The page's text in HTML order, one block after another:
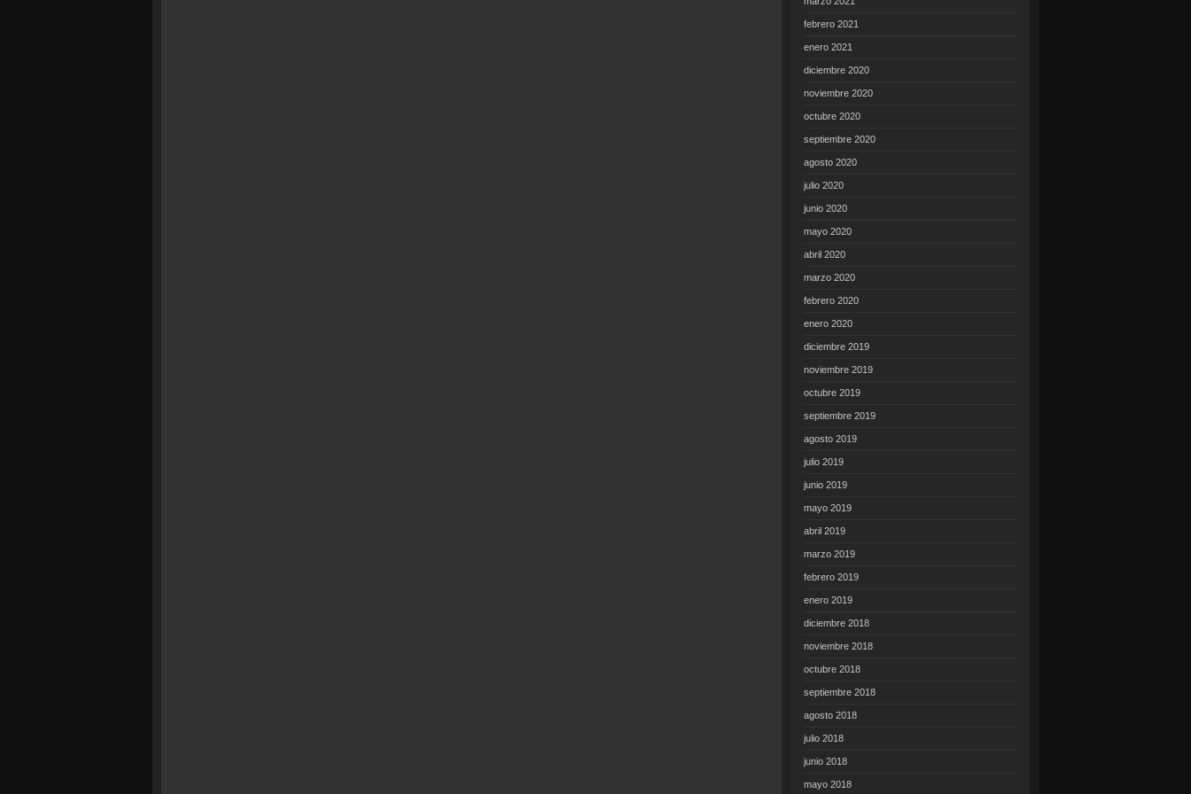
febrero 2021
enero 2021
diciembre 2020
noviembre 2020
octubre 2020
septiembre 2020
agosto 2020
julio 2020
junio 2020
mayo 2020
abril 2020
marzo 2020
febrero 2020
enero 2020
diciembre 2019
noviembre 2019
octubre 2019
septiembre 2019
agosto 2019
julio 2019
junio 2019
mayo 2019
abril 2019
marzo 2019
febrero 2019
enero 2019
diciembre 2018
noviembre 2018
octubre 2018
septiembre 2018
agosto 2018
julio 2018
junio 2018
mayo 2018